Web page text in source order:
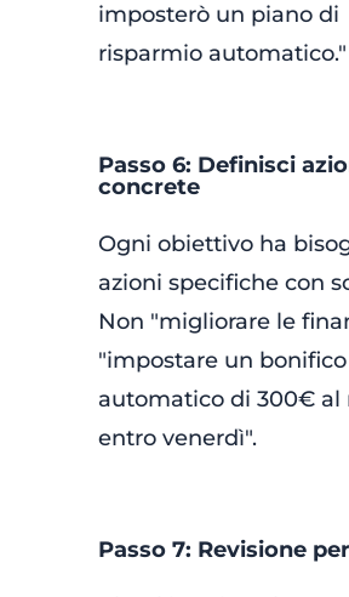
imposterò un piano di
risparmio automatico."
Passo 6: Definisci
concrete
Ogni obiettivo ha
azioni specifiche con
Non "migliorare le
"impostare un bonifico
automatico di 300€ al
entro venerdì".
Passo 7: Revisione